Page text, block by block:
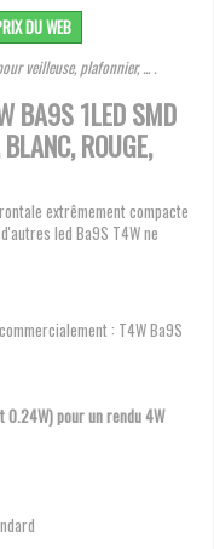
DU WEB
veilleuse, plafonnier, ... .
BA9S 1LED SMD
ROUGE,
extrêmement compacte
led Ba9S T4W ne
: T4W Ba9S
0.24W) pour un rendu 4W